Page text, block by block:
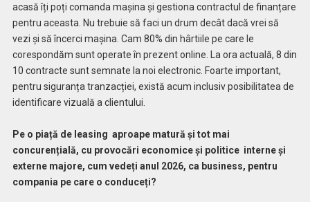
acasă îți poți comanda mașina și gestiona contractul de finanțare
pentru aceasta. Nu trebuie să faci un drum decât dacă vrei să
vezi și să încerci mașina. Cam 80% din hârtiile pe care le
corespondăm sunt operate în prezent online. La ora actuală, 8 din
10 contracte sunt semnate la noi electronic. Foarte important,
pentru siguranța tranzacției, există acum inclusiv posibilitatea de
identificare vizuală a clientului.
Pe o piață de leasing aproape matură și tot mai
concurențială, cu provocări economice și politice interne și
externe majore, cum vedeți anul 2026, ca business, pentru
compania pe care o conduceți?